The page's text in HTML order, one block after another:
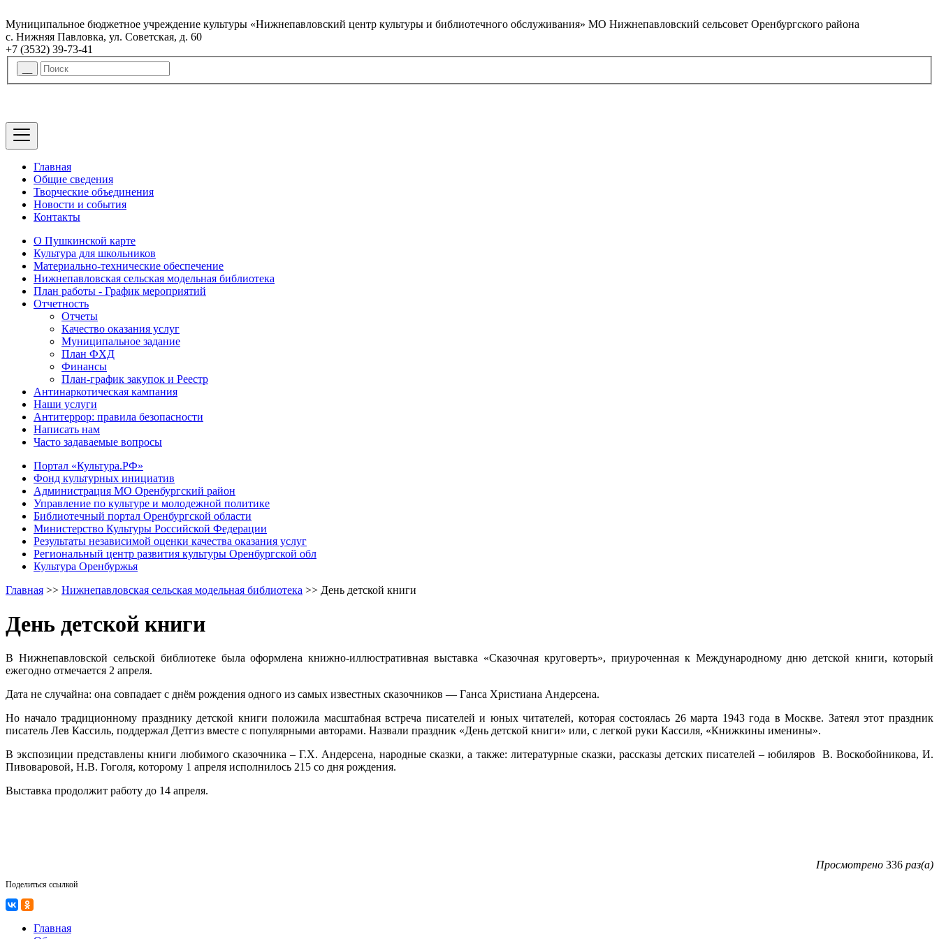
Муниципальное бюджетное учреждение культуры «Нижнепавловский центр культуры и библиотечного обслуживания» МО Нижнепавловский сельсовет Оренбургского района
с. Нижняя Павловка, ул. Советская, д. 60
+7 (3532) 39-73-41
Главная
Общие сведения
Творческие объединения
Новости и события
Контакты
О Пушкинской карте
Культура для школьников
Материально-технические обеспечение
Нижнепавловская сельская модельная библиотека
План работы - График мероприятий
Отчетность
Отчеты
Качество оказания услуг
Муниципальное задание
План ФХД
Финансы
План-график закупок и Реестр
Антинаркотическая кампания
Наши услуги
Антитеррор: правила безопасности
Написать нам
Часто задаваемые вопросы
Портал «Культура.РФ»
Фонд культурных инициатив
Администрация МО Оренбургский район
Управление по культуре и молодежной политике
Библиотечный портал Оренбургской области
Министерство Культуры Российской Федерации
Результаты независимой оценки качества оказания услуг
Региональный центр развития культуры Оренбургской обл
Культура Оренбуржья
Главная >> Нижнепавловская сельская модельная библиотека >> День детской книги
День детской книги
В Нижнепавловской сельской библиотеке была оформлена книжно-иллюстративная выставка «Сказочная круговерть», приуроченная к Международному дню детской книги, который
ежегодно отмечается 2 апреля.
Дата не случайна: она совпадает с днём рождения одного из самых известных сказочников — Ганса Христиана Андерсена.
Но начало традиционному празднику детской книги положила масштабная встреча писателей и юных читателей, которая состоялась 26 марта 1943 года в Москве. Затеял этот праздник
писатель Лев Кассиль, поддержал Детгиз вместе с популярными авторами. Назвали праздник «День детской книги» или, с легкой руки Кассиля, «Книжкины именины».
В экспозиции представлены книги любимого сказочника – Г.Х. Андерсена, народные сказки, а также: литературные сказки, рассказы детских писателей – юбиляров В. Воскобойникова, И.
Пивоваровой, Н.В. Гоголя, которому 1 апреля исполнилось 215 со дня рождения.
Выставка продолжит работу до 14 апреля.
Просмотрено 336 раз(а)
Поделиться ссылкой
Главная